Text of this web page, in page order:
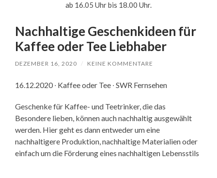
ab 16.05 Uhr bis 18.00 Uhr.
Nachhaltige Geschenkideen für
Kaffee oder Tee Liebhaber
DEZEMBER 16, 2020 / KEINE KOMMENTARE
16.12.2020 ∙ Kaffee oder Tee ∙ SWR Fernsehen
Geschenke für Kaffee- und Teetrinker, die das
Besondere lieben, können auch nachhaltig ausgewählt
werden. Hier geht es dann entweder um eine
nachhaltigere Produktion, nachhaltige Materialien oder
einfach um die Förderung eines nachhaltigen Lebensstils